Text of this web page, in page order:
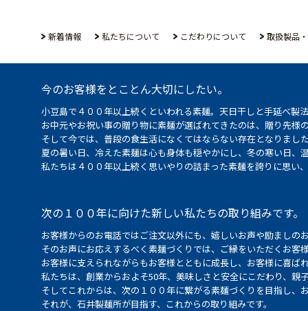
新着情報 私たちについて こだわりについて 取扱製品
今のお客様をとことん大切にしたい。
小豆島で４００年以上続くといわれる素麺。天日干しと手延べ
お中元やお祝い事の贈り物に素麺が選ばれてきたのは、贈り先
そして今では、普段の食生活になくてはならない存在となりまし
夏の暑い日、冷えた素麺は心も身体も穏やかにし、冬の寒い日
私たちは４００年以上続く思いやりの詰まった素麺を誇りに思
次の１００年に向けた新しい私たちの取り組みです。
お客様からのお電話ではご注文以外にも、嬉しいお声や励まし
そのお声にお応えするべく素麺づくりでは、ご縁をいただくお
お客様に支えられながらもお客様とともに成長し、お客様に喜ば
私たちは、創業からおよそ50年、美味しさと安全にこだわり、
そしてこれからは、次の１００年に繋がる素麺づくりを目指し
それが、石井製麺所が目指す、これからの取り組みです。